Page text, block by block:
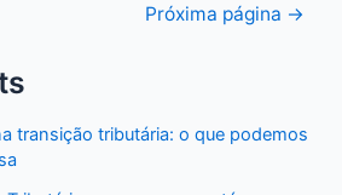
Próxima página →
transição tributária: o que podemos